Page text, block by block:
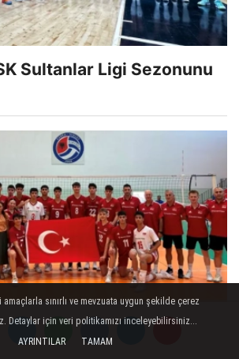
Sultanlar Ligi Sezonunu
Balkan
sınırlı ve mevzuata uygun şekilde çerez
Detaylar için veri politikamızı inceleyebilirsiniz...
AYRINTILAR
TAMAM